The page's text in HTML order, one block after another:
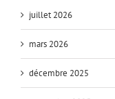
juillet 2026
mars 2026
décembre 2025